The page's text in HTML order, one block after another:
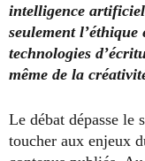
intelligence
seulement
technologies
même de la
Le débat dépasse le
toucher aux enjeux